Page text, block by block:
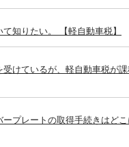
知りたい。 【軽自動車税】
けているが、軽自動車税が
ープレートの取得手続きはど